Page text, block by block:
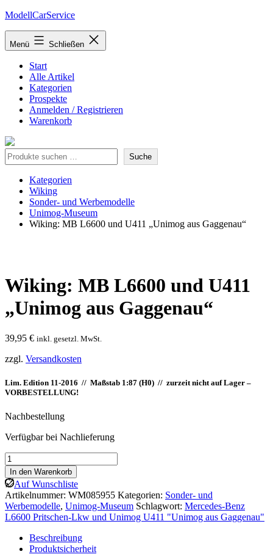
Zum
springen
ModellCarService
Menü Schließen
Start
Alle Artikel
Kategorien
Prospekte
Anmelden / Registrieren
Warenkorb
Suche Suche
Kategorien
Wiking
Sonder- und Werbemodelle
Unimog-Museum
Wiking: MB L6600 und U411 „Unimog aus Gaggenau“
Wiking: MB L6600 und U411
„Unimog aus Gaggenau“
39,95 € inkl. gesetzl. MwSt.
zzgl. Versandkosten
Lim. Edition 11-2016 // Maßstab 1:87 (H0) // zurzeit nicht auf Lager –
VORBESTELLUNG!
Nachbestellung
Verfügbar bei Nachlieferung
Wiking:
MB
L6600
und
U411
"Unimog
aus
Gaggenau"
Menge
In den Warenkorb
Auf Wunschliste
Artikelnummer: WM085955 Kategorien: Sonder- und
Werbemodelle, Unimog-Museum Schlagwort: Mercedes-Benz
L6600 Pritschen-Lkw und Unimog U411 "Unimog aus Gaggenau"
Beschreibung
Produktsicherheit